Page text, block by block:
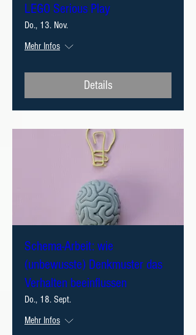
LEGO Serious Play
Do., 13. Nov.
Mehr Infos
Details
Schema-Arbeit: wie
(unbewusste) Denkmuster das
Verhalten beeinflussen
Do., 18. Sept.
Mehr Infos